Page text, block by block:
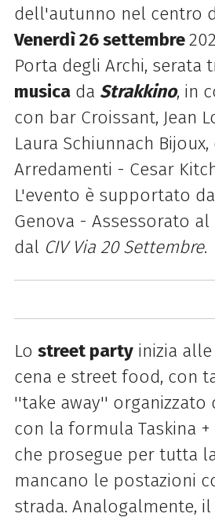
dell'autunno nel centro
Venerdì 26 settembre
Porta degli Archi, serata
musicada Strakkino, in
con bar Croissant, Jean
Laura Schiunnach
Arredamenti - Cesar
L'evento è supportato
Genova - Assessorato
dal CIV Via 20 Settembre.
Lo street partyinizia alle
cena e street food, con
''take away'' organizzato
con la formula Taskina +
che prosegue per tutta
mancano le postazioni
strada. Analogalmente,